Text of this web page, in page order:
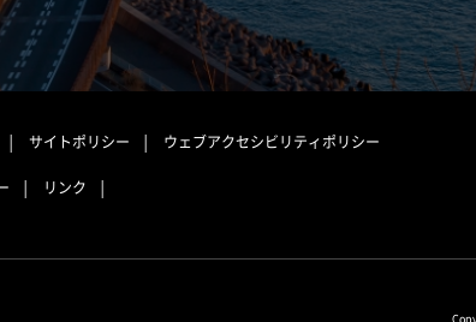
サイトポリシー ウェブアクセシビリティポリシー
リンク